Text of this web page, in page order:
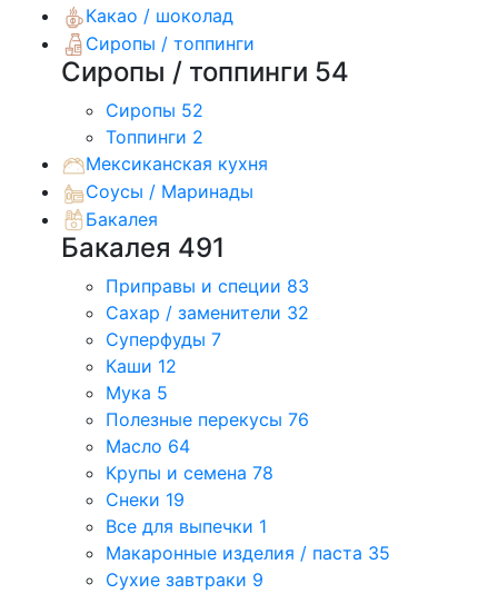
Какао / шоколад
Сиропы / топпинги
Сиропы / топпинги 54
Сиропы 52
Топпинги 2
Мексиканская кухня
Соусы / Маринады
Бакалея
Бакалея 491
Приправы и специи 83
Сахар / заменители 32
Суперфуды 7
Каши 12
Мука 5
Полезные перекусы 76
Масло 64
Крупы и семена 78
Снеки 19
Все для выпечки 1
Макаронные изделия / паста 35
Сухие завтраки 9